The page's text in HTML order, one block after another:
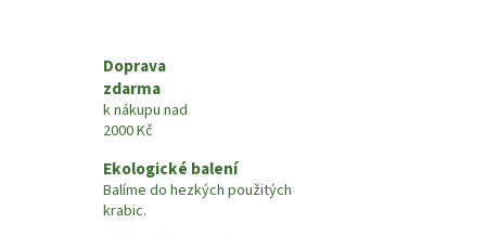
Doprava
zdarma
k nákupu nad
2000 Kč
Ekologické balení
Balíme do hezkých použitých
krabic.